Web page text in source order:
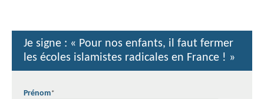
Je signe : « Pour nos enfants, il faut fermer
les écoles islamistes radicales en France ! »
Prénom*